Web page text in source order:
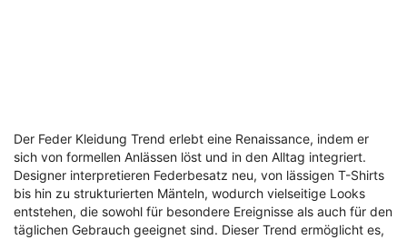
Der Feder Kleidung Trend erlebt eine Renaissance, indem er
sich von formellen Anlässen löst und in den Alltag integriert.
Designer interpretieren Federbesatz neu, von lässigen T-Shirts
bis hin zu strukturierten Mänteln, wodurch vielseitige Looks
entstehen, die sowohl für besondere Ereignisse als auch für den
täglichen Gebrauch geeignet sind. Dieser Trend ermöglicht es,